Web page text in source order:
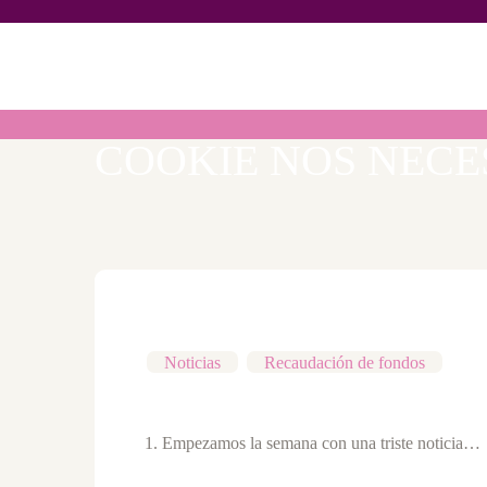
Noticias Recaudación de fondos
Empezamos la semana con una triste noticia…